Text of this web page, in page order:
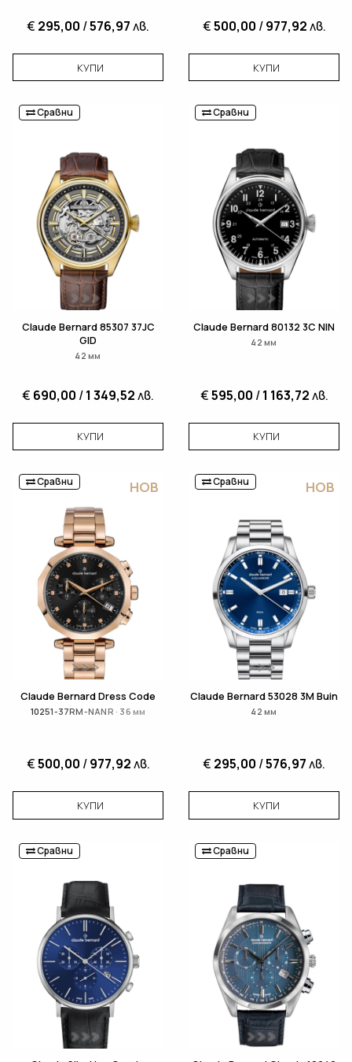
€ 295,00 /576,97лв.
КУПИ
€500,00 /977,92лв.
КУПИ
Сравни
Claude Bernard 85307 37JC
GID
42 мм
€ 690,00 /1 349,52лв.
КУПИ
Сравни
Claude Bernard 80132 3C NIN
42 мм
€595,00 /1 163,72лв.
КУПИ
Сравни НОВ
Claude Bernard Dress Code
10251-37RM-NANR · 36 мм
€500,00 /977,92лв.
КУПИ
Сравни НОВ
Claude Bernard 53028 3M Buin
42 мм
€ 295,00 /576,97лв.
КУПИ
Сравни Сравни